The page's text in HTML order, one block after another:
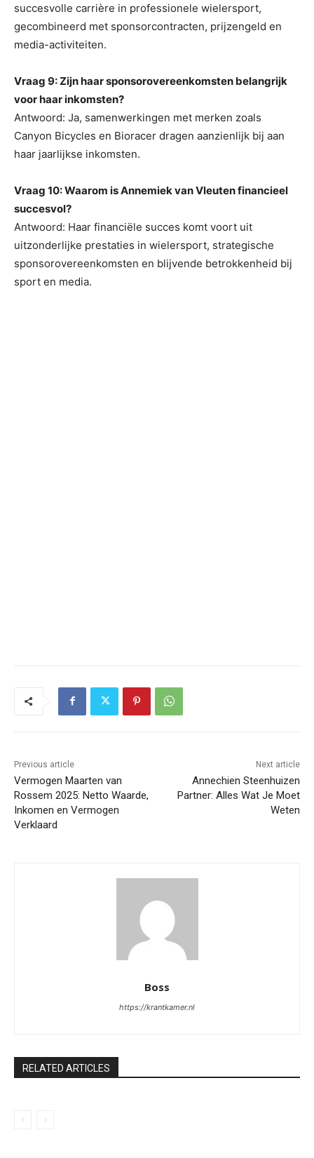
succesvolle carrière in professionele wielersport,
gecombineerd met sponsorcontracten, prijzengeld en
media-activiteiten.
Vraag 9: Zijn haar sponsorovereenkomsten belangrijk
voor haar inkomsten?
Antwoord: Ja, samenwerkingen met merken zoals
Canyon Bicycles en Bioracer dragen aanzienlijk bij aan
haar jaarlijkse inkomsten.
Vraag 10: Waarom is Annemiek van Vleuten financieel
succesvol?
Antwoord: Haar financiële succes komt voort uit
uitzonderlijke prestaties in wielersport, strategische
sponsorovereenkomsten en blijvende betrokkenheid bij
sport en media.
Previous article
Vermogen Maarten van
Rossem 2025: Netto Waarde,
Inkomen en Vermogen
Verklaard
Next article
Annechien Steenhuizen
Partner: Alles Wat Je Moet
Weten
Boss
https://krantkamer.nl
RELATED ARTICLES